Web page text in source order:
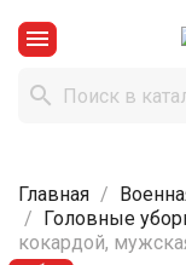


Главная
Головные
кокардой,